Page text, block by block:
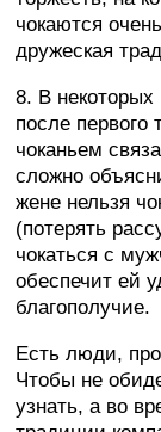
чокаются
дружеская
8. В некоторых
после первого
чоканьем
сложно
жене нельзя
(потерять
чокаться с
обеспечит ей
благополучие.
Есть люди,
Чтобы не
узнать, а во